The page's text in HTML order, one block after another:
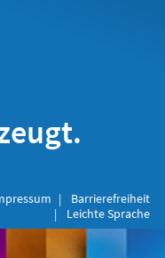
Barrierefreiheit
Leichte Sprache